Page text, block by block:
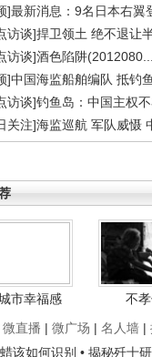
]最新消息：9名日本右翼
访谈]捍卫领土 绝不退让半
访谈]酒色陷阱(2012080...
]中国海监船舶编队 抵钓鱼
访谈]钓鱼岛：中国主权不
关注]海监巡航 军队威慑
市幸福感
不
微直播 | 微广场 | 名人墙 |
该如何识别 • 揭秘歼十